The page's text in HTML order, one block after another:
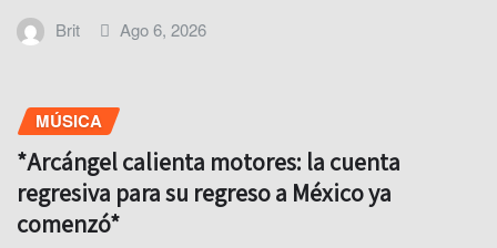
Brit Ago 6, 2026
MÚSICA
*Arcángel calienta motores: la cuenta
regresiva para su regreso a México ya
comenzó*